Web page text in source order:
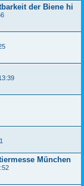
der Biene hi
München